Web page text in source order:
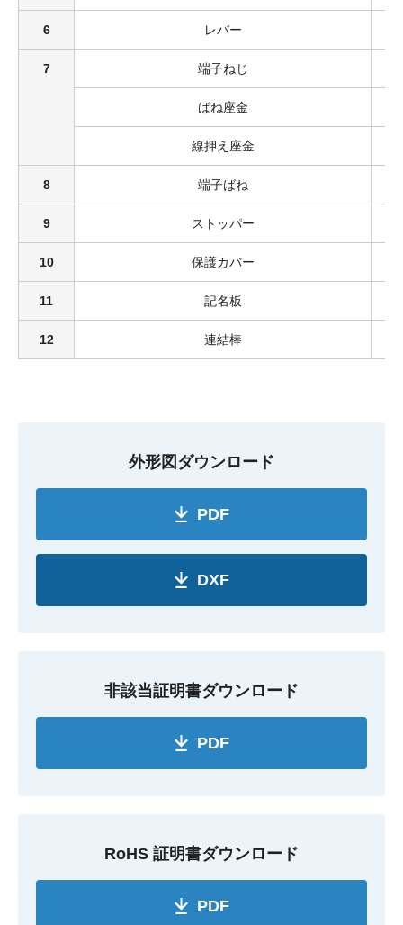
6 レバー
7 端子ねじ
ばね座金
線押え座金
8 端子ばね
9 ストッパー
10 保護カバー
11 記名板
12 連結棒
外形図ダウンロード
PDF
DXF
非該当証明書ダウンロード
PDF
RoHS 証明書ダウンロード
PDF